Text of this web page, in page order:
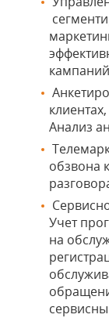
Анализ
обзвона
Учет
на